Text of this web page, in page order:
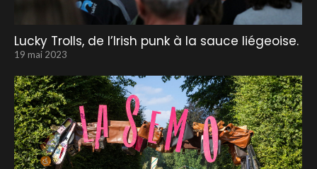
Lucky Trolls, de l’Irish punk à la sauce liégeoise.
19 mai 2023